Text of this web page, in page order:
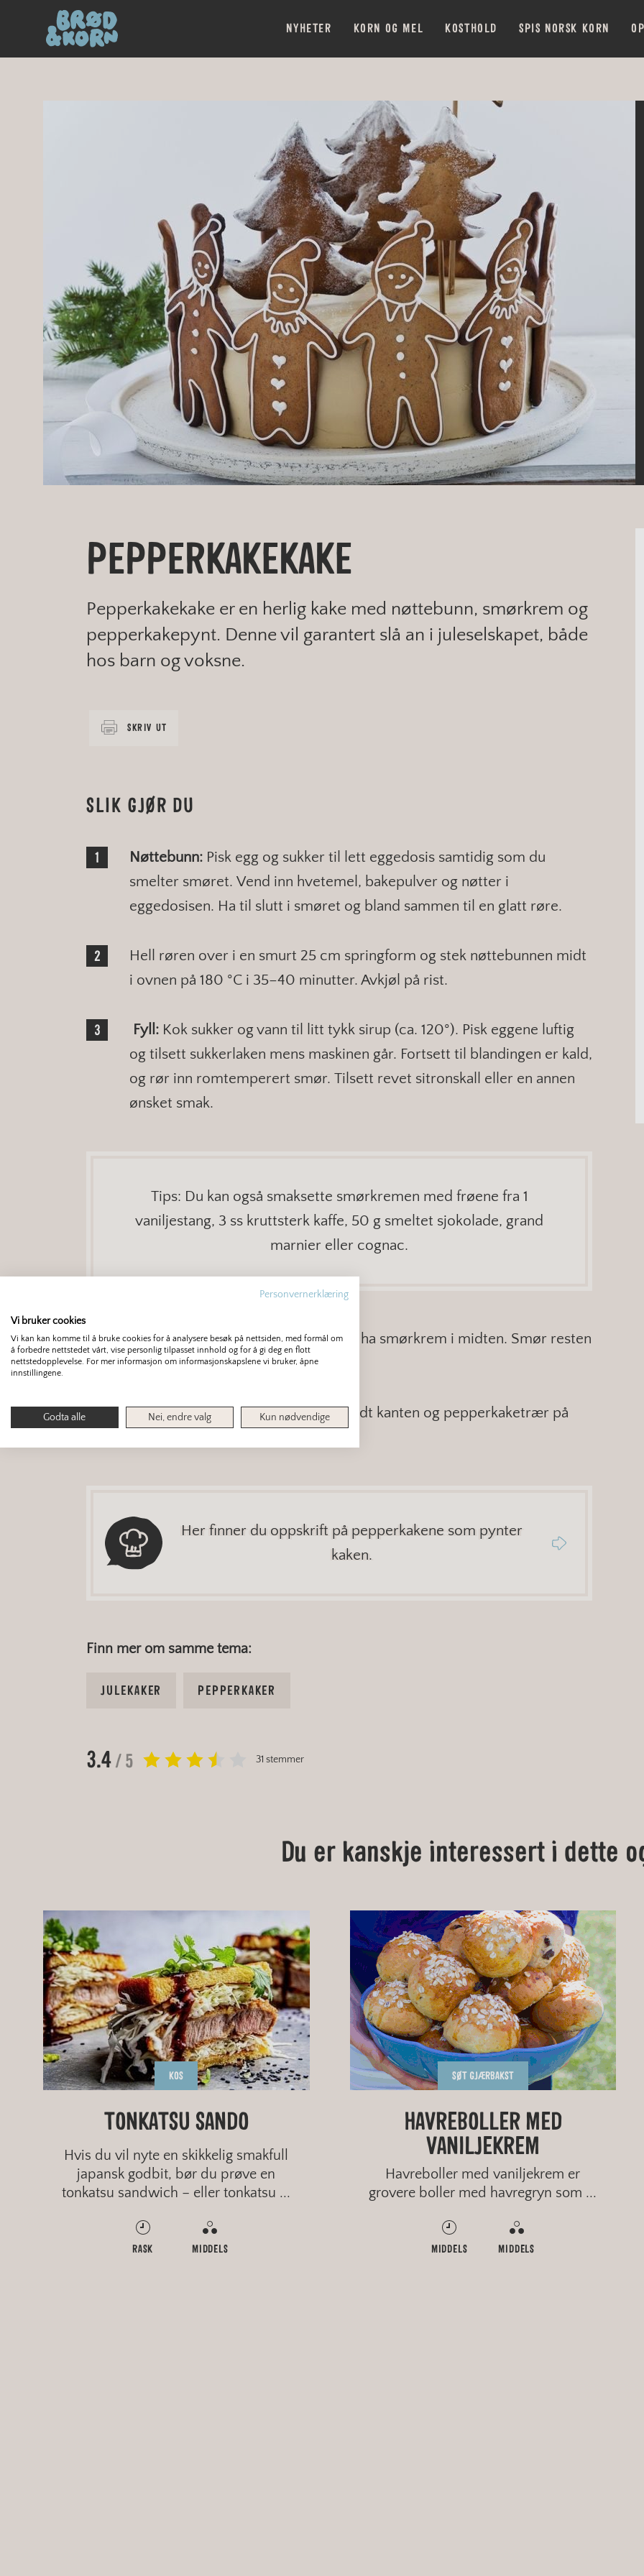
NYHETER KORN OG MEL KOSTHOLD SPIS NORSK KORN
PEPPERKAKEKAKE
Pepperkakekake er en herlig kake med nøttebunn, smørkrem og
pepperkakepynt. Denne vil garantert slå an i juleselskapet, både
hos barn og voksne.
SKRIV UT
SLIK GJØR DU
Nøttebunn: Pisk egg og sukker til lett eggedosis samtidig som du
smelter smøret. Vend inn hvetemel, bakepulver og nøtter i
eggedosisen. Ha til slutt i smøret og bland sammen til en glatt røre.
Hell røren over i en smurt 25 cm springform og stek nøttebunnen midt
i ovnen på 180 °C i 35–40 minutter. Avkjøl på rist.
Fyll: Kok sukker og vann til litt tykk sirup (ca. 120°). Pisk eggene luftig
og tilsett sukkerlaken mens maskinen går. Fortsett til blandingen er kald,
og rør inn romtemperert smør. Tilsett revet sitronskall eller en annen
ønsket smak.
Tips: Du kan også smaksette smørkremen med frøene fra 1
vaniljestang, 3 ss kruttsterk kaffe, 50 g smeltet sjokolade, grand
marnier eller cognac.
Montering:Del nøttebunnen i to og ha smørkrem i midten. Smør resten
av smørkremen rundt kaken.
Pynt:Plasser pepperkakefigurer rundt kanten og pepperkaketrær på
Her finner du oppskrift på pepperkakene som pynter
kaken.
Finn mer om samme tema:
JULEKAKER PEPPERKAKER
3.4 / 5 31 stemmer
Du er kanskje interessert i dette
KOS
TONKATSU SANDO
Hvis du vil nyte en skikkelig smakfull
japansk godbit, bør du prøve en
tonkatsu sandwich – eller tonkatsu ...
RASK MIDDELS
SØT GJÆRBAKST
HAVREBOLLER MED
VANILJEKREM
Havreboller med vaniljekrem er
grovere boller med havregryn som ...
MIDDELS MIDDELS
HAVREBRØD I LANGPANNE
MIDDELS
GROVE PIZZASNURRER I
FORM
HJEMMEBAKT POLARBRØD OSELIAS HONNINGKAKE
RASK ENKELT
TRADISJONELL BLØTKAKE
MIDDELS MIDDELS
RUSTIKKE SITRONKJEKS
MIDDELS MIDDELS
Personvernerklæring
Vi bruker cookies
Vi kan kan komme til å bruke cookies for å analysere besøk på nettsiden, med formål om
å forbedre nettstedet vårt, vise personlig tilpasset innhold og for å gi deg en flott
nettstedopplevelse. For mer informasjon om informasjonskapslene vi bruker, åpne
innstillingene.
Godta alle Nei, endre valg Kun nødvendige